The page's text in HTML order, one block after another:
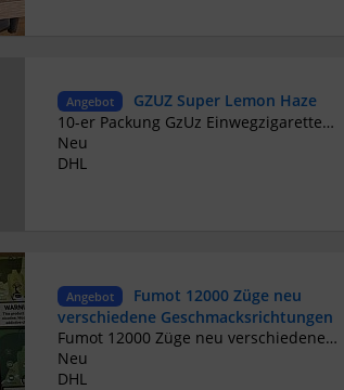
Angebot
GZUZ Super Lemon Haze
10-er Packung GzUz Einwegzigaretten Verschiedene Geschmacksrichtungen Neu und verpackt
Neu
DHL
Angebot
Fumot 12000 Züge neu
verschiedene Geschmacksrichtungen
Fumot 12000 Züge neu verschiedene Geschmacksrichtungen Geschmacksrichtung einfach anfragen. Neu OVP. Privatverkauf daher keine Garantie oder Rücknahme. Abholung und Barzahlung oder Versand und Zahlung per Paypal möglich.
Neu
DHL